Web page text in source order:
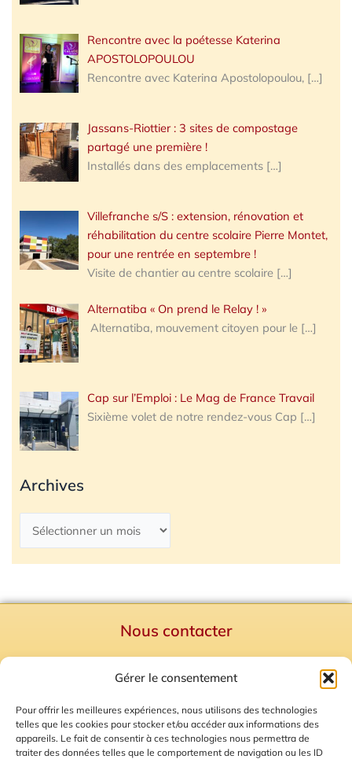
Gérer le consentement
Pour offrir les meilleures expériences, nous utilisons des technologies
telles que les cookies pour stocker et/ou accéder aux informations des
appareils. Le fait de consentir à ces technologies nous permettra de
traiter des données telles que le comportement de navigation ou les ID
Rencontre avec la poétesse Katerina
APOSTOLOPOULOU
Rencontre avec Katerina Apostolopoulou, […]
Jassans-Riottier : 3 sites de compostage
partagé une première !
Installés dans des emplacements […]
Villefranche s/S : extension, rénovation et
réhabilitation du centre scolaire Pierre Montet,
pour une rentrée en septembre !
Visite de chantier au centre scolaire […]
Alternatiba « On prend le Relay ! »
Alternatiba, mouvement citoyen pour le […]
Cap sur l’Emploi : Le Mag de France Travail
Sixième volet de notre rendez-vous Cap […]
Archives
Nous contacter
Mentions Légales
Plan du site
Gestion des Cookies